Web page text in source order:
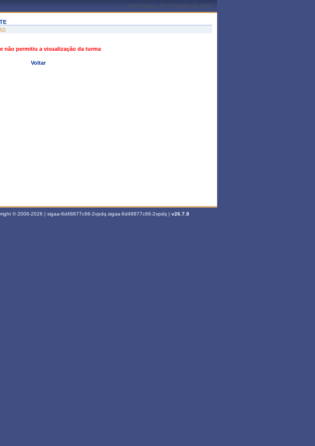
João Pessoa, 07 de Agosto de 2026
não permitiu a visualização da turma
Voltar
© 2006-2026 | sigaa-6d48877c66-2vpdq.sigaa-6d48877c66-2vpdq | v26.7.8